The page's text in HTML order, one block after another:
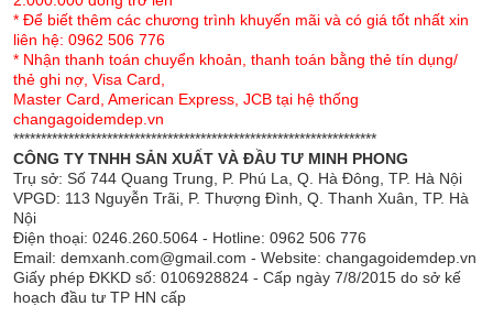
Kết cấu của bộ chăn ga gối Singapore Perfect
Modern Collection
* Để biết thêm các chương trình khuyến mãi và có giá tốt nhất xin
liên hệ: 0962 506 776
* Nhận thanh toán chuyển khoản, thanh toán bằng thẻ tín dụng/
thẻ ghi nợ, Visa Card,
Master Card, American Express, JCB tại hệ thống
changagoidemdep.vn
******************************************************************
CÔNG TY TNHH SẢN XUẤT VÀ ĐẦU TƯ MINH PHONG
Trụ sở: Số 744 Quang Trung, P. Phú La, Q. Hà Đông, TP. Hà Nội
VPGD: 113 Nguyễn Trãi, P. Thượng Đình, Q. Thanh Xuân, TP. Hà
Nội
Điện thoại: 0246.260.5064 - Hotline: 0962 506 776
Email: demxanh.com@gmail.com - Website: changagoidemdep.vn
Giấy phép ĐKKD số: 0106928824 - Cấp ngày 7/8/2015 do sở kế
hoạch đầu tư TP HN cấp